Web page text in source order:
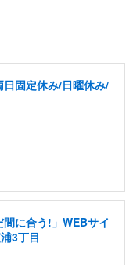
固定休み/日曜休み/
に合う!」WEBサイ
3丁目